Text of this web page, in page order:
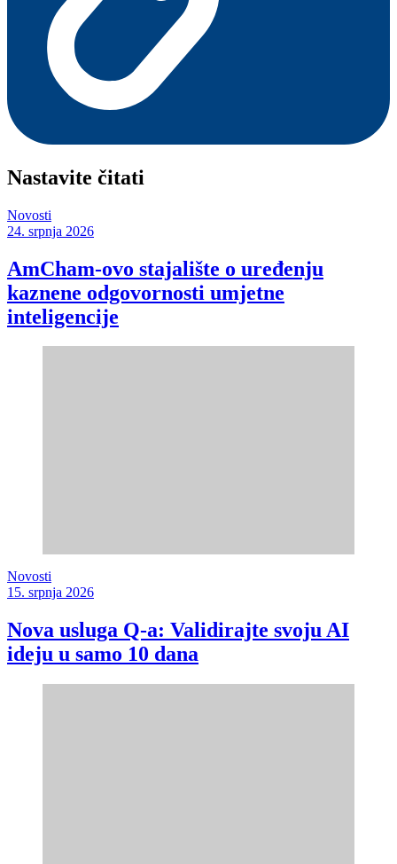
Nastavite čitati
Novosti
24. srpnja 2026
AmCham-ovo stajalište o uređenju
kaznene odgovornosti umjetne
inteligencije
Novosti
15. srpnja 2026
Nova usluga Q-a: Validirajte svoju AI
ideju u samo 10 dana